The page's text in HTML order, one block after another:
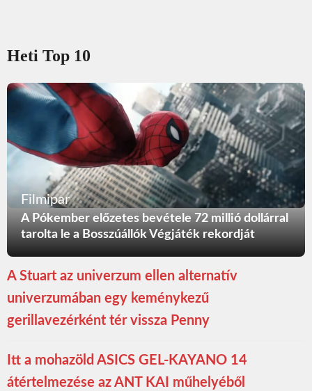
Heti Top 10
Filmipar
A Pókember előzetes bevétele 72 millió dollárral
tarolta le a Bosszúállók Végjáték rekordját
A Stuart az univerzum ellen alternatív
univerzumában egy keménykezű
gerillavezérként tér vissza Penny
Itt a mohazöld ASICS GEL-KAYANO 14
átértelmezése az ANT KAI műhelyéből